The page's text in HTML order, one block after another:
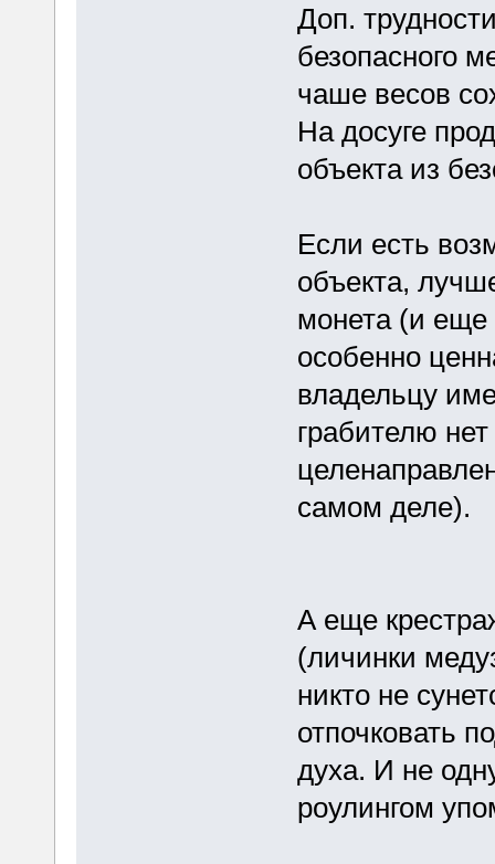
Доп.
безопасного
чаше весов
На досуге
объекта из
Если есть
объекта,
монета (и еще
особенно
владельцу
грабителю
самом деле).
А еще
(личинки
никто не
отпочковать
духа. И не
роулингом